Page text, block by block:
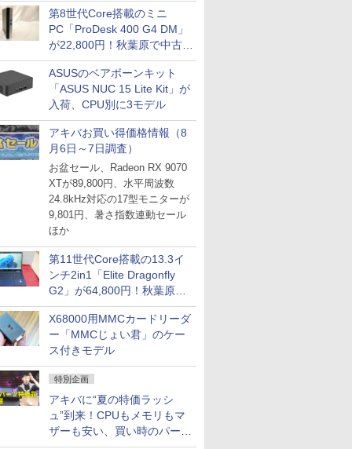
第8世代Core搭載のミニ
PC「ProDesk 400 G4 DM」
が22,800円！秋葉原で中古
PCセール
ASUSのベアボーンキット
「ASUS NUC 15 Lite Kit」が
入荷、CPU別に3モデル
アキバお買い得価格情報（8
月6日～7日調査）
お盆セール、Radeon RX 9070
XTが89,800円、水平周波数
24.8kHz対応の17型モニターが
9,801円、暑さ指数連動セール
ほか
第11世代Core搭載の13.3イ
ンチ2in1「Elite Dragonfly
G2」が64,800円！秋葉原で
中古PCセール
X68000用MMCカードリーダ
ー「MMCじょい君」のケー
ス付きモデル
特別企画
アキバに“夏の特価ラッシ
ュ”到来！CPUもメモリもマ
ザーも安い、買い時のパーツ